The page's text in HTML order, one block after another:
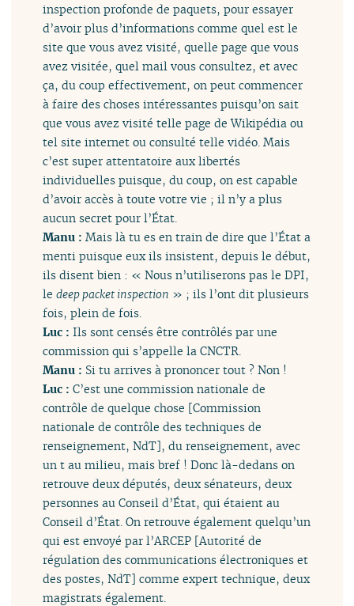
inspection profonde de paquets, pour essayer
d’avoir plus d’informations comme quel est le
site que vous avez visité, quelle page que vous
avez visitée, quel mail vous consultez, et avec
ça, du coup effectivement, on peut commencer
à faire des choses intéressantes puisqu’on sait
que vous avez visité telle page de Wikipédia ou
tel site internet ou consulté telle vidéo. Mais
c’est super attentatoire aux libertés
individuelles puisque, du coup, on est capable
d’avoir accès à toute votre vie ; il n’y a plus
aucun secret pour l’État.
Manu :Mais là tu es en train de dire que l’État a
menti puisque eux ils insistent, depuis le début,
ils disent bien : « Nous n’utiliserons pas le DPI,
ledeep packet inspection » ; ils l’ont dit plusieurs
fois, plein de fois.
Luc :Ils sont censés être contrôlés par une
commission qui s’appelle la CNCTR.
Manu : Si tu arrives à prononcer tout ? Non !
Luc :C’est une commission nationale de
contrôle de quelque chose [Commission
nationale de contrôle des techniques de
renseignement, NdT], du renseignement, avec
un t au milieu, mais bref ! Donc là-dedans on
retrouve deux députés, deux sénateurs, deux
personnes au Conseil d’État, qui étaient au
Conseil d’État. On retrouve également quelqu’un
qui est envoyé par l’ARCEP [Autorité de
régulation des communications électroniques et
des postes, NdT] comme expert technique, deux
magistrats également.